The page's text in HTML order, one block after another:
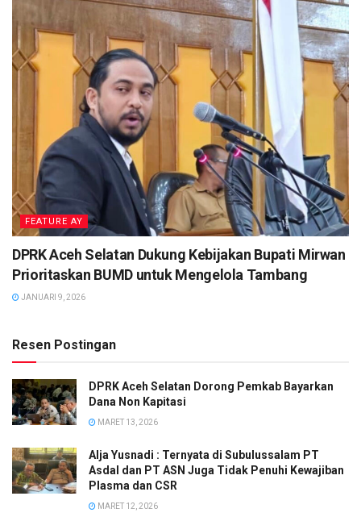
FEATURE AY
DPRK Aceh Selatan Dukung Kebijakan Bupati Mirwan
Prioritaskan BUMD untuk Mengelola Tambang
JANUARI 9, 2026
Resen Postingan
DPRK Aceh Selatan Dorong Pemkab Bayarkan
Dana Non Kapitasi
MARET 13, 2026
Alja Yusnadi : Ternyata di Subulussalam PT
Asdal dan PT ASN Juga Tidak Penuhi Kewajiban
Plasma dan CSR
MARET 12, 2026